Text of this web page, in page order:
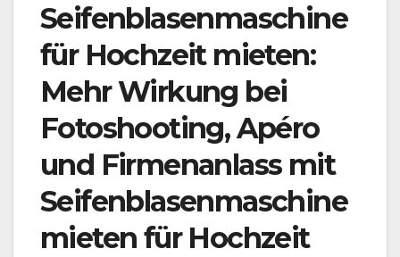
Seifenblasenmaschine
für Hochzeit mieten:
Mehr Wirkung bei
Fotoshooting, Apéro
und Firmenanlass mit
Seifenblasenmaschine
mieten für Hochzeit